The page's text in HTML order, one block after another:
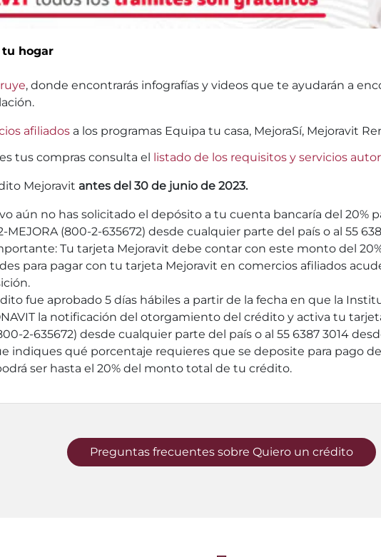
tu hogar
, donde encontrarás infografías y videos que te ayudarán a
afiliados a los programas Equipa tu casa, MejoraSí, Mejoravit
tus compras consulta el listado de los requisitos y servicios
Mejoravit antes del 30 de junio de 2023.
aún no has solicitado el depósito a tu cuenta bancaría del 20%
MEJORA (800-2-635672) desde cualquier parte del país o al 55
Tu tarjeta Mejoravit debe contar con este monto del
para pagar con tu tarjeta Mejoravit en comercios afiliados
fue aprobado 5 días hábiles a partir de la fecha en que la
la notificación del otorgamiento del crédito y activa tu
2-635672) desde cualquier parte del país o al 55 6387 3014
indiques qué porcentaje requieres que se deposite para pago
ser hasta el 20% del monto total de tu crédito.
Preguntas frecuentes sobre Quiero un crédito